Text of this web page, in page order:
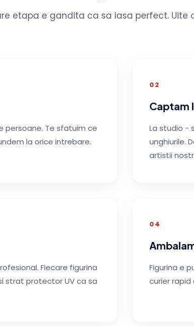
etapa e gandita ca sa iasa perfect. Uite
persoane. Te sfatuim ce
la orice intrebare.
02
Captam
La studio -
unghiurile.
artistii
Fiecare figurina
strat protector UV ca sa
04
Figurina e
curier rapid